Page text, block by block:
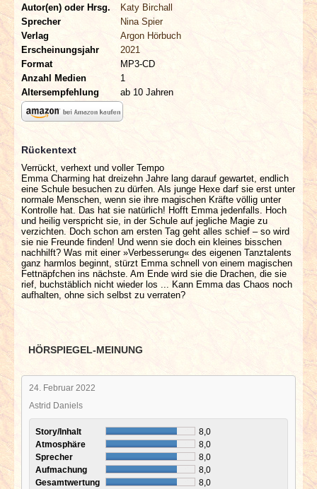
ARCHIV
Autor(en) oder Hrsg.
Katy Birchall
Sprecher
Nina Spier
Verlag
Argon Hörbuch
Erscheinungsjahr
2021
Format
MP3-CD
Anzahl Medien
1
Altersempfehlung
ab 10 Jahren
Rückentext
Verrückt, verhext und voller Tempo
Emma Charming hat dreizehn Jahre lang darauf gewartet, endlich
eine Schule besuchen zu dürfen. Als junge Hexe darf sie erst unter
normale Menschen, wenn sie ihre magischen Kräfte völlig unter
Kontrolle hat. Das hat sie natürlich! Hofft Emma jedenfalls. Hoch
und heilig verspricht sie, in der Schule auf jegliche Magie zu
verzichten. Doch schon am ersten Tag geht alles schief – so wird
sie nie Freunde finden! Und wenn sie doch ein kleines bisschen
nachhilft? Was mit einer »Verbesserung« des eigenen Tanztalents
ganz harmlos beginnt, stürzt Emma schnell von einem magischen
Fettnäpfchen ins nächste. Am Ende wird sie die Drachen, die sie
rief, buchstäblich nicht wieder los ... Kann Emma das Chaos noch
aufhalten, ohne sich selbst zu verraten?
HÖRSPIEGEL-MEINUNG
24. Februar 2022
Astrid Daniels
Story/Inhalt
8,0
Atmosphäre
8,0
Sprecher
8,0
Aufmachung
8,0
Gesamtwertung
8,0